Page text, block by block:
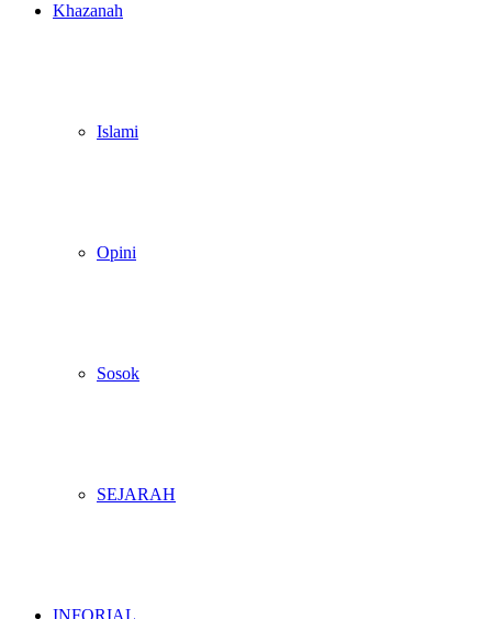
Khazanah
Islami
Opini
Sosok
SEJARAH
INFORIAL